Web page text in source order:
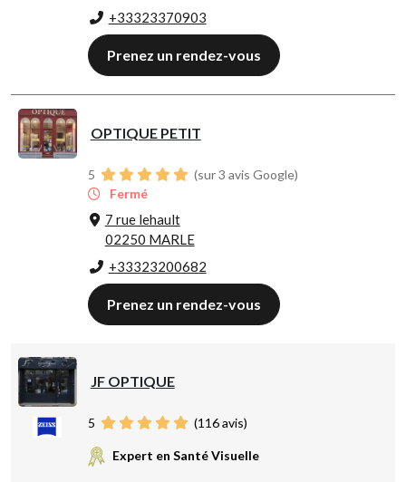
+33323370903
Prenez un rendez-vous
OPTIQUE PETIT
5
(sur 3 avis Google)
Fermé
7 rue lehault
02250 MARLE
+33323200682
Prenez un rendez-vous
JF OPTIQUE
5 (116avis)
Expert en Santé Visuelle